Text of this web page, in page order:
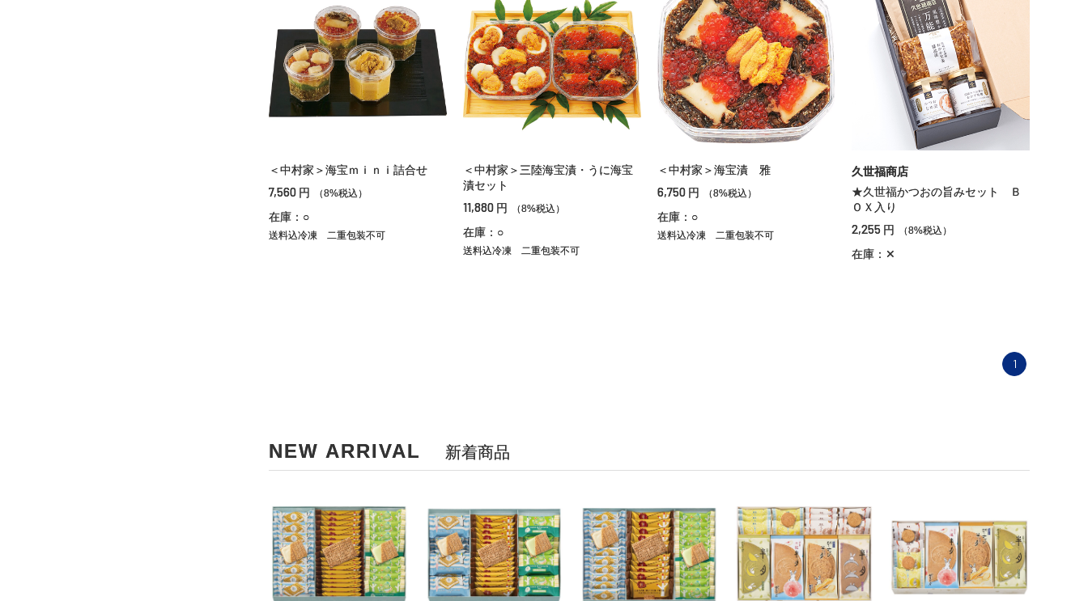
＜中村家＞海宝ｍｉｎｉ詰合せ
7,560 円 （8%税込）
在庫：○
送料込冷凍 二重包装不可
＜中村家＞三陸海宝漬・うに海宝
漬セット
11,880 円 （8%税込）
在庫：○
送料込冷凍 二重包装不可
＜中村家＞海宝漬 雅
6,750 円 （8%税込）
在庫：○
送料込冷凍 二重包装不可
久世福商店
★久世福かつおの旨みセット Ｂ
ＯＸ入り
2,255 円 （8%税込）
在庫：✕
1
NEW ARRIVAL 新着商品